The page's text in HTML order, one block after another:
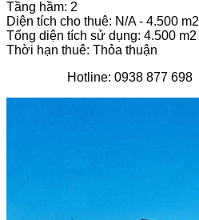
Tầng hầm: 2
Diện tích cho thuê: N/A - 4.500 m2
Tổng diện tích sử dụng: 4.500 m2
Thời hạn thuê: Thỏa thuận
Hotline: 0938 877 698